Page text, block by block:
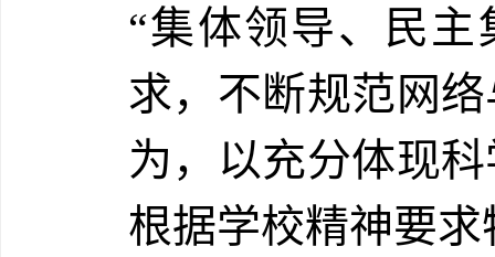
“集体领导、民
求，不断规范网
为，以充分体现
根据学校精神要